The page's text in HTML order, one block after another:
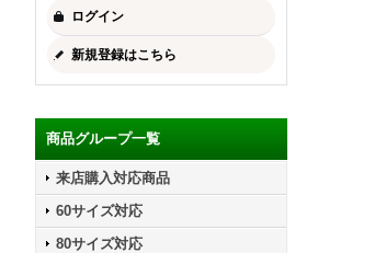
ログイン
新規登録はこちら
商品グループ一覧
来店購入対応商品
60サイズ対応
80サイズ対応